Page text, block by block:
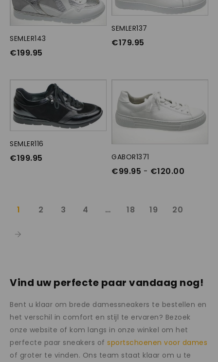
OPTIES SELECTEREN
SEMLER143
€199.95
OPTIES SELECTEREN
SEMLER137
€179.95
OPTIES SELECTEREN
SEMLER116
€199.95 OPTIES SELECTEREN
GABOR1371
€99.95 - €120.00
1 2 3 4 … 18 19 20
Vind uw perfecte paar vandaag nog!
Bent u klaar om brede damessneakers te bestellen en
het verschil in comfort en stijl te ervaren? Bezoek
onze website of kom langs in onze winkel om het
perfecte paar sneakers of sportschoenen voor dames
of groter te vinden. Ons team staat klaar om u te